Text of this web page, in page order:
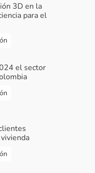
3D en la
para el
el sector